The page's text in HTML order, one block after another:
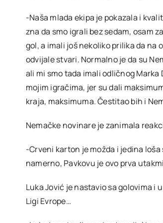
-Naša mlada ekipa je pokazala i
zna da smo igrali bez sedam, osam
gol, a imali još nekoliko prilika da na
odvijale stvari. Normalno je da su
ali mi smo tada imali odličnog
mojim igračima, jer su dali
kraja, maksimuma. Čestitao bih i
Nemačke novinare je zanimala
-Crveni karton je možda i jedina
namerno, Pavkovu je ovo prva
Luka Jović je nastavio sa golovima i
Ligi Evrope…